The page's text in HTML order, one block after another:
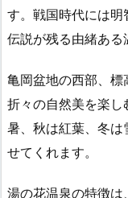
す。戦国時代には明
伝説が残る由緒ある
亀岡盆地の西部、
折々の自然美を楽
暑、秋は紅葉、冬
せてくれます。
湯の花温泉の特徴は